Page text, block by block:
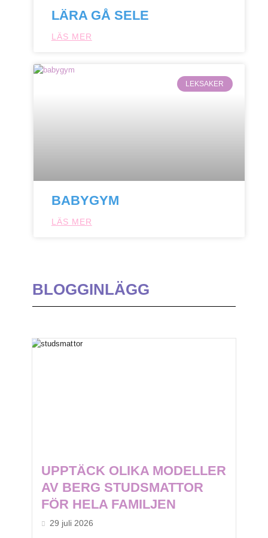
LÄRA GÅ SELE
LÄS MER
LEKSAKER
BABYGYM
LÄS MER
BLOGGINLÄGG
UPPTÄCK OLIKA MODELLER
AV BERG STUDSMATTOR
FÖR HELA FAMILJEN
29 juli 2026